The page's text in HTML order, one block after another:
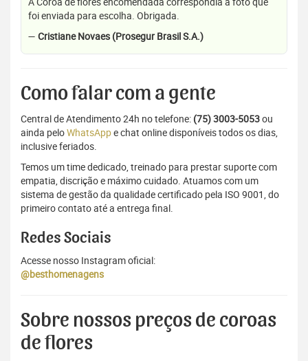
foi enviada para escolha. Obrigada.
— Cristiane Novaes (Prosegur Brasil S.A.)
Como falar com a gente
Central de Atendimento 24h no telefone: (75) 3003-5053ou
ainda peloWhatsAppe chat online disponíveis todos os dias,
inclusive feriados.
Temos um time dedicado, treinado para prestar suporte com
empatia, discrição e máximo cuidado. Atuamos com um
sistema de gestão da qualidade certificado pela ISO 9001, do
primeiro contato até a entrega final.
Redes Sociais
Acesse nosso Instagram oficial:
@besthomenagens
Sobre nossos preços de coroas
de flores